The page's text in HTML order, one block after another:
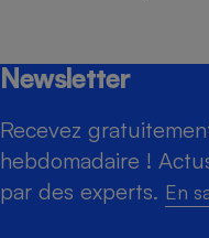
Newsletter
Recevez
hebdomadaire !
par des experts. En